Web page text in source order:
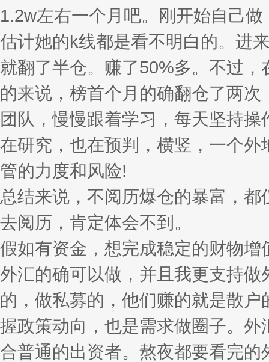
1.2w左右一个月吧。刚开始自己
估计她的k线都是看不明白的。进
就翻了半仓。赚了50%多。不过
的来说，榜首个月的确翻仓了两
团队，慢慢跟着学习，每天坚持
在研究，也在预判，横竖，一个
管的力度和风险!
总结来说，不阅历爆仓的暴富，
去阅历，肯定体会不到。
假如有资金，想完成稳定的财物增
外汇的确可以做，并且我更支持
的，做私募的，他们赚的就是散
握政策动向，也是需求做圈子。
合普通的出资者。熬夜都要看完的